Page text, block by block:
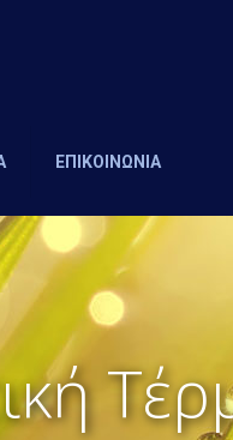
ΕΠΙΚΟΙΝΩΝΙΑ